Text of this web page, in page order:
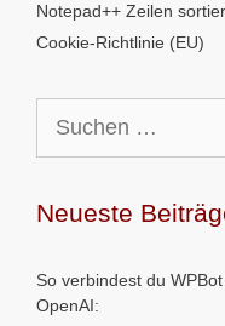
Notepad++ Zeilen
Cookie-Richtlinie (EU)
nach:
Neueste
So verbindest du
OpenAI: